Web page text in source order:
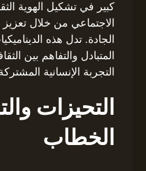
كبير في تشكيل الهوية
الاجتماعي من خلال تعزيز
الجادة. تدل هذه
المتبادل والتفاهم بين
التجربة الإنسانية
التحيزات
الخطاب